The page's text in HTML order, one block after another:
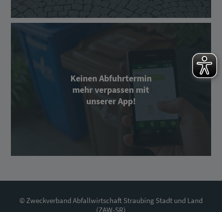
Keinen Abfuhrtermin
mehr verpassen mit
unserer App!
© Zweckverband Abfallwirtschaft Straubing Stadt und Land
(ZAW-SR)